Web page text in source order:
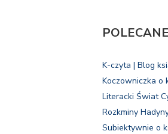
K-czyta | Blog
Koczowniczka o
Literacki Świat
Rozkminy
Subiektywnie o